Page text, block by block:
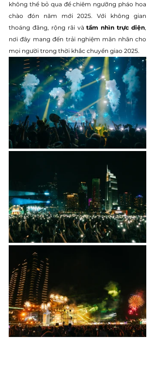
không thể bỏ qua để chiêm ngưỡng pháo hoa
chào đón năm mới 2025. Với không gian
thoáng đãng, rộng rãi và tầm nhìn trực diện,
nơi đây mang đến trải nghiệm mãn nhãn cho
mọi người trong thời khắc chuyển giao 2025.